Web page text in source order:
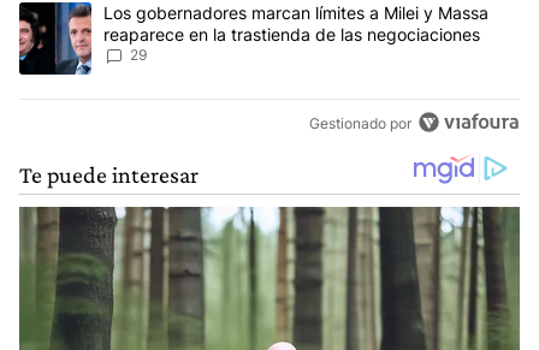
Un artículo de tendencia con el título "Los gobernadores marcan
Los gobernadores marcan límites a Milei y Massa
reaparece en la trastienda de las negociaciones
29
Gestionado por